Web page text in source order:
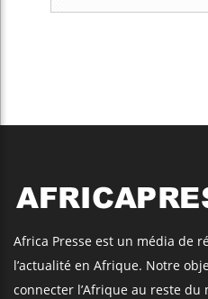
Africa Presse est un média de
l’actualité en Afrique. Notre
connecter l’Afrique au reste du